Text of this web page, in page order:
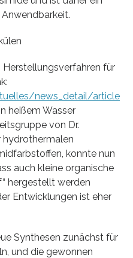
Herstellungsverfahren für
news_detail/article
heißem Wasser
von Dr.
hydrothermalen
konnte nun
auch kleine organische
hergestellt werden
Entwicklungen ist eher
Synthesen zunächst für
und die gewonnen